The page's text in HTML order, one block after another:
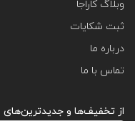
وبلاگ کاراجا
ثبت شکایات
درباره ما
تماس با ما
از تخفیف‌ها و جدیدترین‌های